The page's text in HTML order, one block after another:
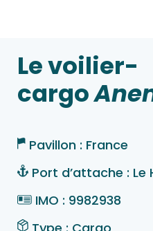
Le voilier-
cargo
Pavillon : France
Port d’attache : Le
IMO : 9982938